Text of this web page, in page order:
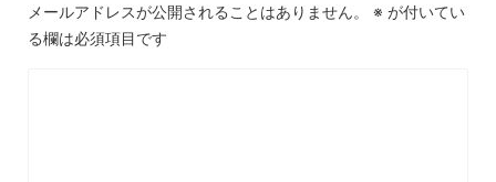
メールアドレスが公開されることはありません。 ※ が付いてい
る欄は必須項目です